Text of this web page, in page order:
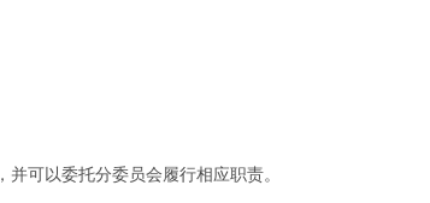
可以委托分委员会履行相应职责。